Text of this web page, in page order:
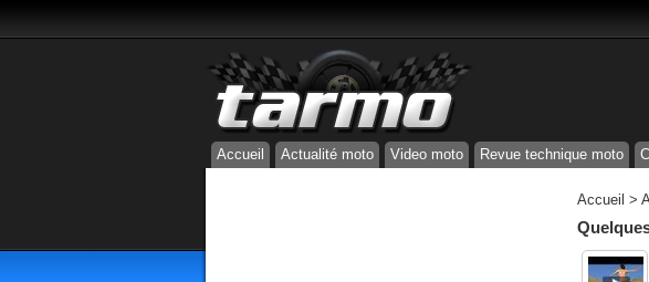
Accueil Actualité moto Video moto Revue technique moto
Accueil >